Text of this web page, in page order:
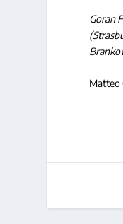
Goran
Matteo